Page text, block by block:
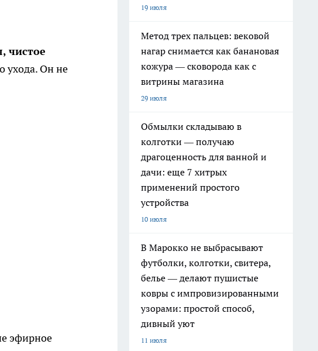
чистое
ухода. Он не
эфирное
19 июля
Метод трех пальцев: вековой
нагар снимается как банановая
кожура — сковорода как с
витрины магазина
29 июля
Обмылки складываю в
колготки — получаю
драгоценность для ванной и
дачи: еще 7 хитрых
применений простого
устройства
10 июля
В Марокко не выбрасывают
футболки, колготки, свитера,
белье — делают пушистые
ковры с импровизированными
узорами: простой способ,
дивный уют
11 июля